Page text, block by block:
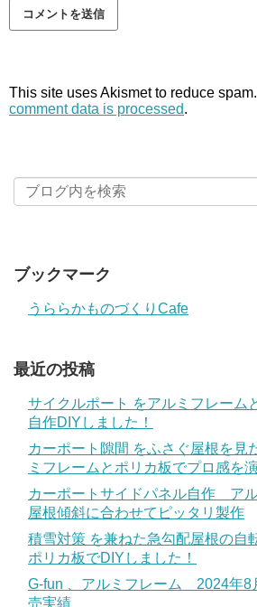
This site uses Akismet to reduce spam.
comment data is processed.
ブックマーク
うららかものづくりCafe
最近の投稿
サイクルポート をアルミフレーム
自作DIYしました！
カーポート隙間 をふさぐ屋根を見
ミフレームとポリカ板でプロ感を
カーポートサイドパネル自作 ア
屋根傾斜に合わせてピッタリ製作
積雪対策 を兼ねた急勾配屋根の自
ポリカ板でDIYしました！
G-fun 、アルミフレーム 2024年8
売実績